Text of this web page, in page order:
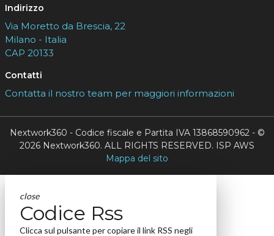
Indirizzo
Via Moretto da Brescia, 22
Milano - Italia
CAP 20133
Contatti
Contatta il nostro team per maggiori informazioni
Nextwork360 - Codice fiscale e Partita IVA 13868590962 - ©
2026 Nextwork360. ALL RIGHTS RESERVED. ISP AWS
Mappa del sito
close
Codice Rss
Clicca sul pulsante per copiare il link RSS negli